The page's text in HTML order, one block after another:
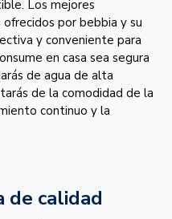
Los mejores
por bebbia y su
y conveniente para
en casa sea segura
de agua de alta
de la comodidad de la
continuo y la
de calidad